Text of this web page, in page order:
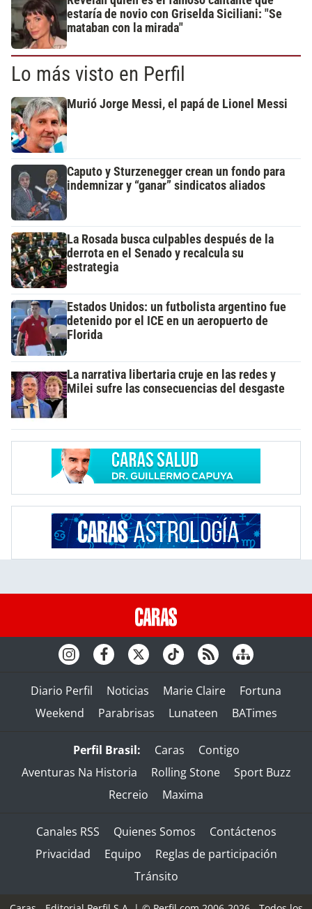
estaría de novio con Griselda Siciliani: "Se
mataban con la mirada"
Lo más visto en Perfil
Murió Jorge Messi, el papá de Lionel Messi
Caputo y Sturzenegger crean un fondo para
indemnizar y “ganar” sindicatos aliados
La Rosada busca culpables después de la
derrota en el Senado y recalcula su
estrategia
Estados Unidos: un futbolista argentino fue
detenido por el ICE en un aeropuerto de
Florida
La narrativa libertaria cruje en las redes y
Milei sufre las consecuencias del desgaste
Diario Perfil Noticias Marie Claire
Fortuna
Weekend
Parabrisas Lunateen BATimes
Perfil Brasil: Caras
Contigo
Aventuras Na Historia
Rolling Stone
Sport Buzz
Recreio
Maxima
Canales RSS Quienes Somos
Contáctenos
Privacidad
Equipo
Reglas de participación
Tránsito